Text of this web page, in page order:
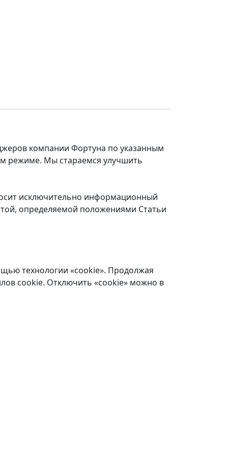
компании Фортуна по указанным
режиме. Мы стараемся улучшить
исключительно информационный
определяемой положениями Статьи
технологии «cookie». Продолжая
cookie. Отключить «cookie» можно в